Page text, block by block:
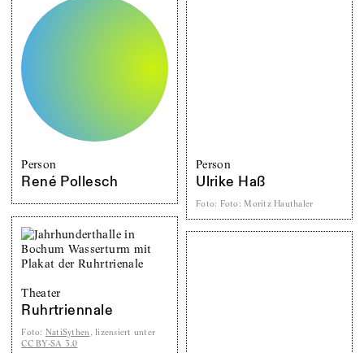
Person
René Pollesch
Person
Ulrike Haß
Foto: Foto: Moritz Hauthaler
Theater
Ruhrtriennale
Foto: NatiSythen, lizensiert unter
CC BY-SA 3.0